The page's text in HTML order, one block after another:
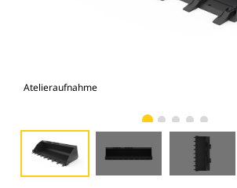
Atelieraufnahme